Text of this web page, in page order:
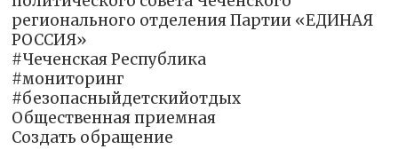
регионального отделения Партии «ЕДИНАЯ
РОССИЯ»
#Чеченская Республика
#мониторинг
#безопасныйдетскийотдых
Общественная приемная
Создать обращение